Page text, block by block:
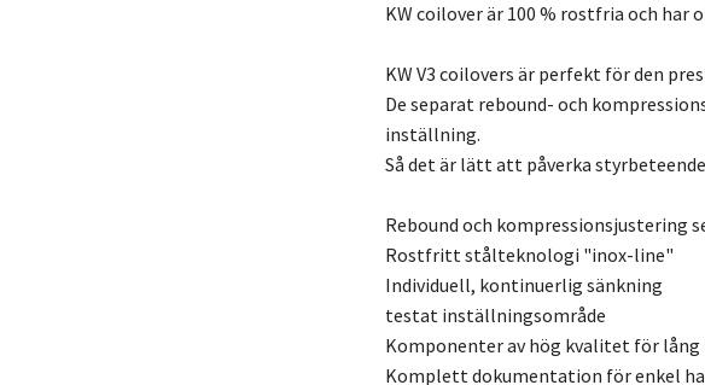
KW coilover är 100 % rostfria och har
KW V3 coilovers är perfekt för den
De separat rebound- och
inställning.
Så det är lätt att påverka
Rebound och kompressionsjustering
Rostfritt stålteknologi "inox-line"
Individuell, kontinuerlig sänkning
testat inställningsområde
Komponenter av hög kvalitet för lång
Komplett dokumentation för enkel